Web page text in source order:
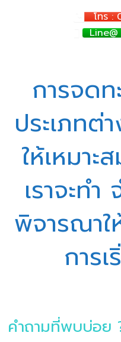
โทร :
การจด
ประเภทต่
ให้เหมา
เราจะทำ
พิจารณาใ
การ
คำถามที่พบบ่อย